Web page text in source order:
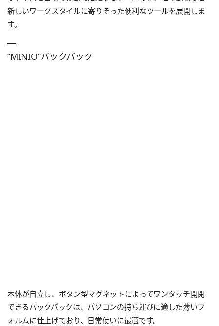
新しいワークスタイルに寄りそった便利なツールを展開しま
す。
“MINIO”バックパック
本体が自立し、ボタン型マグネットによってワンタッチ開閉
できるバックパックは、パソコンの持ち運びに適した薄いフ
ォルムに仕上げており、日常使いに最適です。